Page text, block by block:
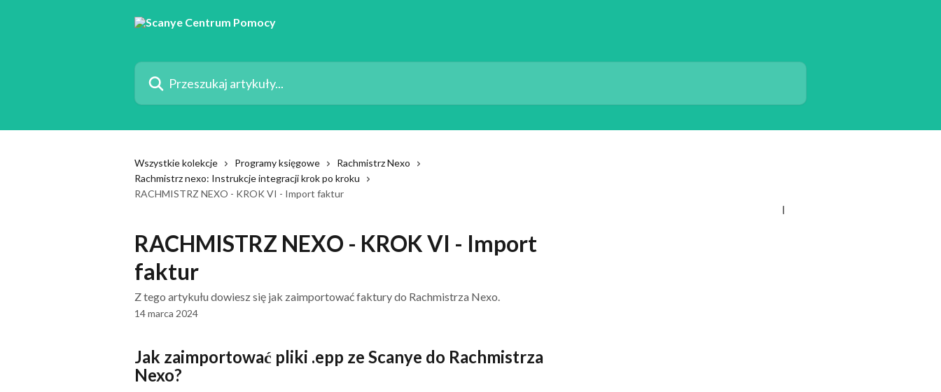
Przeszukaj artykuły...
Wszystkie kolekcje Programy księgowe
Rachmistrz Nexo
Rachmistrz nexo: Instrukcje integracji krok po kroku
RACHMISTRZ NEXO - KROK VI - Import faktur
RACHMISTRZ NEXO - KROK VI - Import
faktur
Z tego artykułu dowiesz się jak zaimportować faktury do Rachmistrza Nexo.
14 marca 2024
Jak zaimportować pliki .epp ze Scanye do Rachmistrza
Nexo?